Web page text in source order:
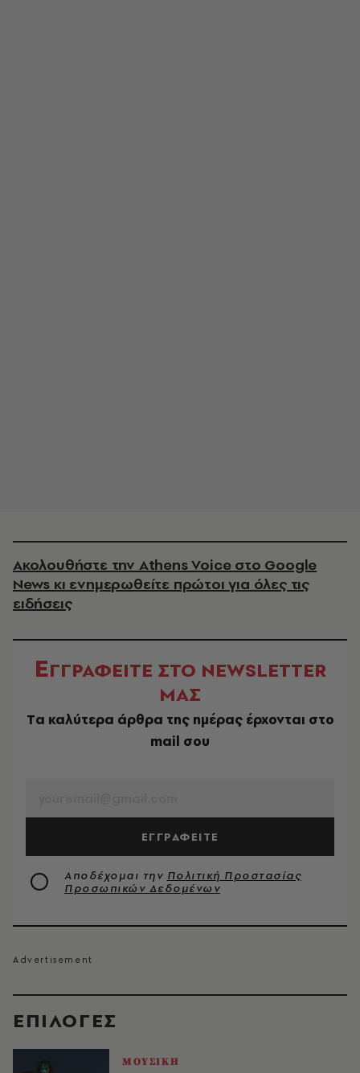
EΠΙΛΟΓΈΣ
ΜΟΥΣΙΚΗ
Ακολουθήστε την Athens Voice στο Google
News κι ενημερωθείτε πρώτοι για όλες τις
ειδήσεις
ΕΓΓΡΑΦΕΙΤΕ ΣΤΟ NEWSLETTER
ΜΑΣ
Tα καλύτερα άρθρα της ημέρας έρχονται στο
mail σου
ΕΓΓΡΑΦΕΙΤΕ
Αποδέχομαι την Πολιτική Προστασίας
Προσωπικών Δεδομένων